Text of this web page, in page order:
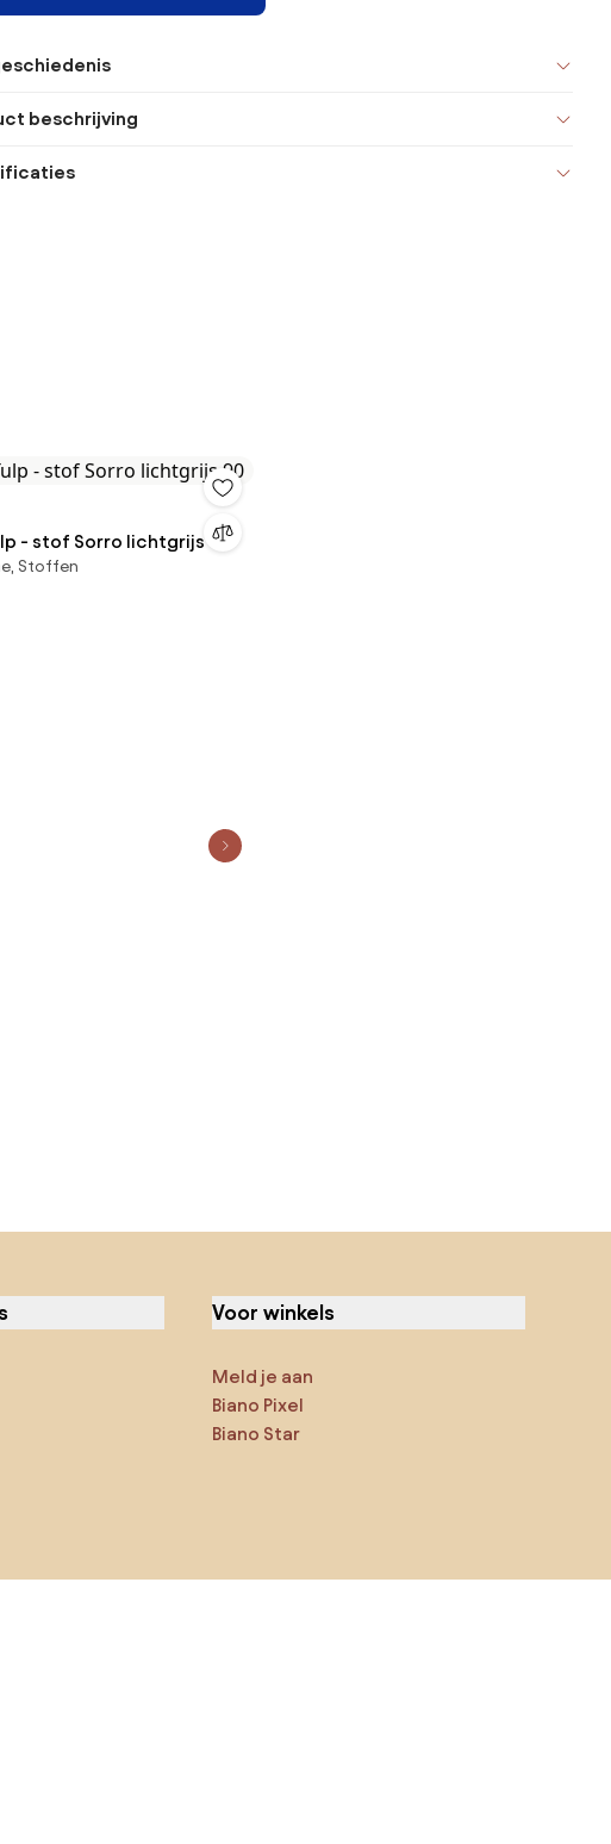
beschrijving
- stof Sorro lichtgrijs 90
Stoffen
Voor winkels
Meld je aan
Biano Pixel
Biano Star